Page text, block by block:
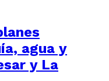
agua y
y La